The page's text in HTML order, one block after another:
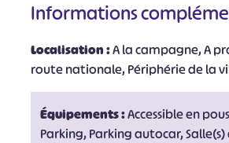
Informations
Localisation :A la campagne, A
route nationale, Périphérie de la
Équipements :Accessible en
Parking, Parking autocar,